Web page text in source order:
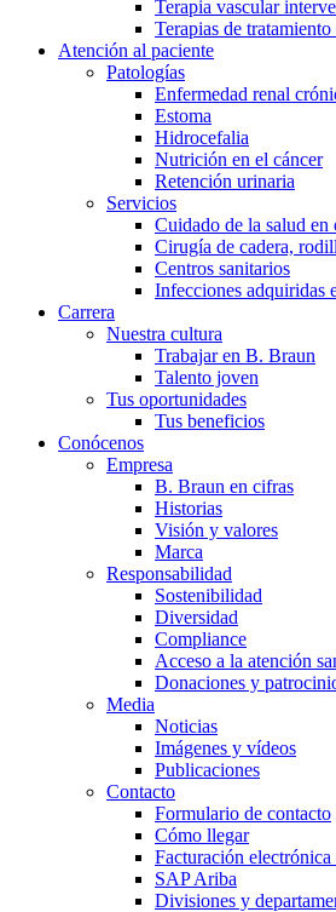
Terapia vascular
Terapias de
Atención al paciente
Patologías
Enfermedad renal
Estoma
Hidrocefalia
Nutrición en el cáncer
Retención urinaria
Servicios
Cuidado de la salud en
Cirugía de cadera,
Centros sanitarios
Infecciones adquiridas
Carrera
Nuestra cultura
Trabajar en B. Braun
Talento joven
Tus oportunidades
Tus beneficios
Conócenos
Empresa
B. Braun en cifras
Historias
Visión y valores
Marca
Responsabilidad
Sostenibilidad
Diversidad
Compliance
Acceso a la atención
Donaciones y
Media
Noticias
Imágenes y vídeos
Publicaciones
Contacto
Formulario de contacto
Cómo llegar
Facturación electrónica
SAP Ariba
Divisiones y